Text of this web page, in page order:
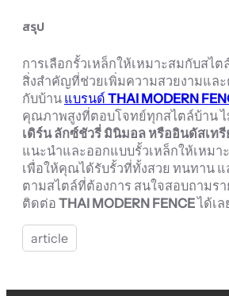
สรุป
การเลือกรั้วเหล็กให้เหมาะสมกับสไ
สิ่งสำคัญที่ช่วยเพิ่มความสวยงามแล
กับบ้าน แบรนด์ THAI MODERN
คุณภาพสูงที่ตอบโจทย์ทุกสไตล์บ้าน ไ
เดิร์น ลักซ์ชัวรี่ มินิมอล หรืออินดัสเท
แนะนำและออกแบบรั้วเหล็กให้เหม
เพื่อให้คุณได้รับรั้วที่ทั้งสวย ทนทาน
ตามสไตล์ที่ต้องการ สนใจสอบถามรา
ติดต่อ THAI MODERN FENCEได้เล
article